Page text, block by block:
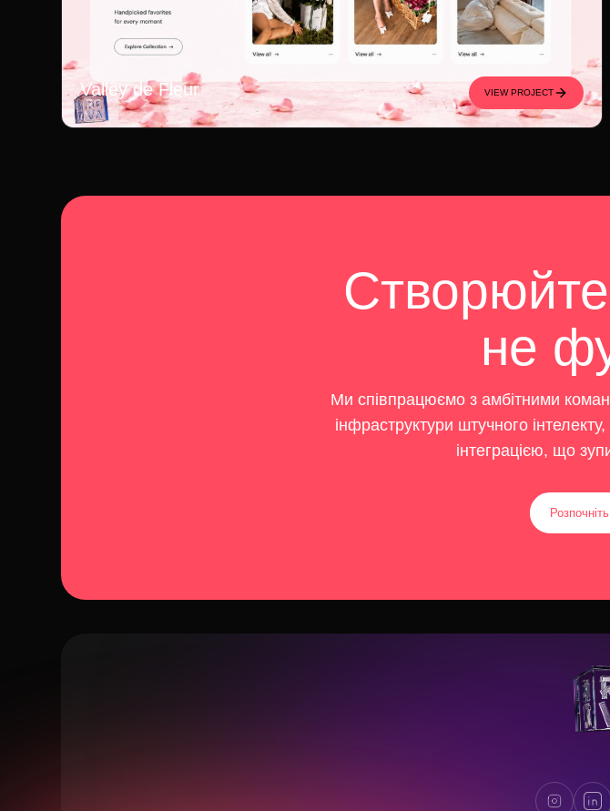
Valley de Fleur VIEW PROJECT
не
Ми співпрацюємо з амбітними
інфраструктури штучного
інтеграцією, що